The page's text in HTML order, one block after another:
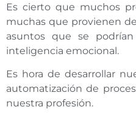
Es cierto que muchos
muchas que provienen
asuntos que se
inteligencia emocional.
Es hora de desarrollar
automatización de
nuestra profesión.